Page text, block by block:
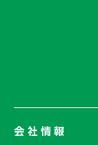
会社情報